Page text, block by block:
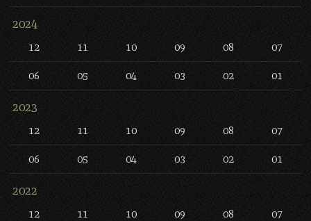
2024
12 11 10 09 08 07
06 05 04 03 02 01
2023
12 11 10 09 08 07
06 05 04 03 02 01
2022
12 11 10 09 08 07